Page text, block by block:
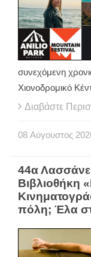
συνεχόμενη
Χιονοδρομικό
Διαβάστε
08 Αύγουστος
44α
Βιβλιοθήκη
πόλη; Έλα